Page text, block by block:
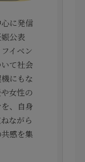
に発信
公表
イベン
て社会
にもな
女性の
、自身
ながら
感を集